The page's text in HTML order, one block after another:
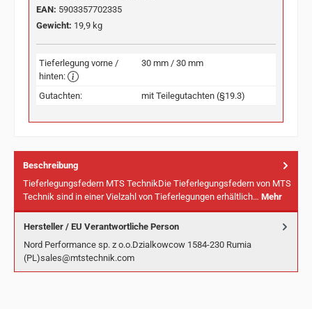
EAN: 5903357702335
Gewicht: 19,9 kg
Tieferlegung vorne /
hinten:
30 mm / 30 mm
Gutachten: mit Teilegutachten (§19.3)
Beschreibung
Tieferlegungsfedern MTS TechnikDie Tieferlegungsfedern von MTS
Technik sind in einer Vielzahl von Tieferlegungen erhältlich… Mehr
Hersteller / EU Verantwortliche Person
Nord Performance sp. z o.o.Dzialkowcow 1584-230 Rumia
(PL)sales@mtstechnik.com